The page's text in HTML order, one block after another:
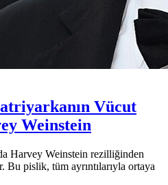
Vücut
Weinstein
Harvey Weinstein rezilliğinden
Bu pislik, tüm ayrıntılarıyla ortaya